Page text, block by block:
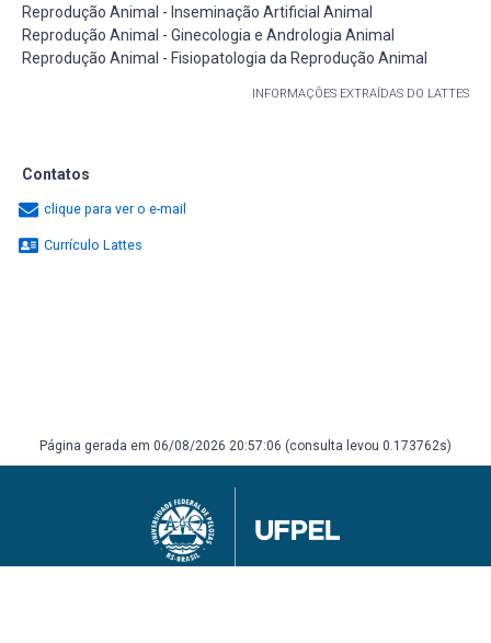
Reprodução Animal - Inseminação Artificial Animal
Reprodução Animal - Ginecologia e Andrologia Animal
Reprodução Animal - Fisiopatologia da Reprodução Animal
INFORMAÇÕES EXTRAÍDAS DO LATTES
Contatos
clique para ver o e-mail
Currículo Lattes
Página gerada em 06/08/2026 20:57:06 (consulta levou 0.173762s)